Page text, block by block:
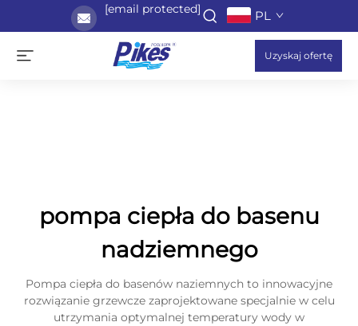
[email protected] PL
Uzyskaj ofertę
pompa ciepła do basenu
nadziemnego
Pompa ciepła do basenów naziemnych to innowacyjne
rozwiązanie grzewcze zaprojektowane specjalnie w celu
utrzymania optymalnej temperatury wody w